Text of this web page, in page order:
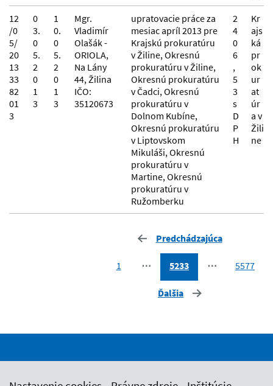
12
/0
5/
20
13
33
82
01
3
0
3.
0
5.
2
0
1
3
1
0.
0
5.
2
0
1
3
Mgr.
Vladimír
Olašák -
ORIOLA,
Na Lány
44, Žilina
IČO:
35120673
upratovacie práce za
mesiac apríl 2013 pre
Krajskú prokuratúru
v Žiline, Okresnú
prokuratúru v Žiline,
Okresnú prokuratúru
v Čadci, Okresnú
prokuratúru v
Dolnom Kubíne,
Okresnú prokuratúru
v Liptovskom
Mikuláši, Okresnú
prokuratúru v
Martine, Okresnú
prokuratúru v
Ružomberku
2
4
0
6
,
5
3
s
D
P
H
Kr
ajs
ká
pr
ok
ur
at
úr
a v
Žili
ne
Predchádzajúca
1 ⋯ 5233 ⋯ 5577
Ďalšia